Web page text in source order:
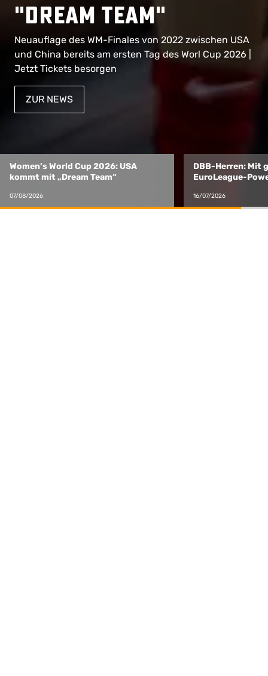
"Dream Team"
Neuauflage des WM-Finales von 2022 zwischen USA
und China bereits am ersten Tag des Worl Cup 2026 |
Jetzt Tickets besorgen
ZUR NEWS
Köln
Deutsche Basketball-Fans, AUFGEPASST! | Jetzt
auch wieder Gruppenangebote!
ZUM TEXT
Teams
Am 27. August in Köln: Welt- und Europameister
gegen die Niederlande in der WM-Quali | WM-Damen
gegen die Türkei
ZUM TEXT
DBB-Herren: Mit geballter NBA- und
EuroLeague-Power nach Hamburg
16/07/2026
In der LANXESS
Header“ der
17/06/2026